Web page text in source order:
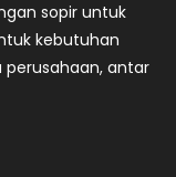
sopir untuk
kebutuhan
perusahaan, antar